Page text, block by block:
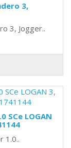
3,
3, Jogger..
SCe LOGAN
1.0..